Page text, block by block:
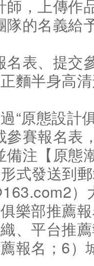
師，上傳作
的名義給
名表、提交
麵半身高
“原態設計
參賽報名表
備注【原態
式發送到
）
樂部推薦
、平台推
報名；6）